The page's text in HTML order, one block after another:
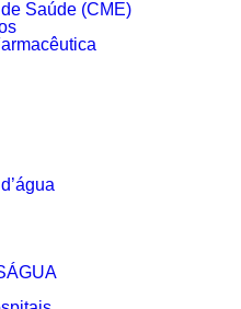
Saúde (CME)